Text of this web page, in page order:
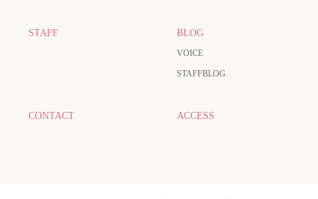
STAFF BLOG
VOICE
STAFFBLOG
CONTACT ACCESS